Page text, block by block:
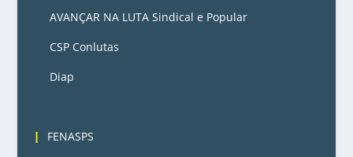
AVANÇAR NA LUTA Sindical e Popular
CSP Conlutas
Diap
FENASPS